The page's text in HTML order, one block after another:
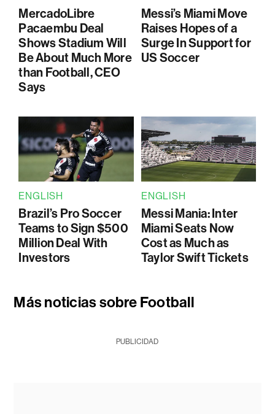
MercadoLibre
Pacaembu Deal
Shows Stadium Will
Be About Much More
than Football, CEO
Says
Messi’s Miami Move
Raises Hopes of a
Surge In Support for
US Soccer
ENGLISH
Brazil’s Pro Soccer
Teams to Sign $500
Million Deal With
Investors
ENGLISH
Messi Mania: Inter
Miami Seats Now
Cost as Much as
Taylor Swift Tickets
Más noticias sobre Football
PUBLICIDAD